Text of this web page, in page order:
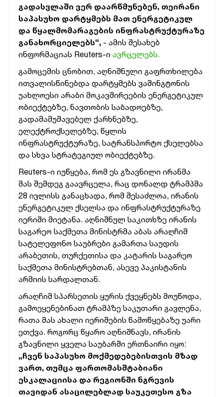
გადასვლაში ვერ დაარწმუნებენ, თეირანი
საპასუხო დარტყმებს მათ ენერგეტიკულ
და წყალმომარაგების ინფრასტრუქტურაზე
განახორციელებს“, - ამის შესახებ
ინფორმაციას Reuters-ი ავრცელებს.
გამოცემის ცნობით, აღნიშნული გაფრთხილება
ითვალისწინებდა დარტყმებს ვაშინგტონის
უახლოესი არაბი მოკავშირეების ენერგეტიკულ
ობიექტებზე, ნავთობის საბადოებზე,
გადამამუშავებელ ქარხნებზე,
ელექტროქსელებზე, წყლის
ინფრასტრუქტურაზე, სატრანსპორტო ქსელებსა
და სხვა სტრატეგიულ ობიექტებზე.
Reuters-ი იუწყება, რომ ეს გზავნილი ირანმა
მას შემდეგ გაავრცელა, რაც დონალდ ტრამპმა
28 ივლისს განაცხადა, რომ შესაძლოა, ირანის
ენერგეტიკულ ქსელსა და ინფრასტრუქტურაზე
იერიში მიეტანა. აღნიშნულ საკითხზე ირანის
საგარეო საქმეთა მინისტრმა აბას არაღჩიმ
სატელეფონო საუბრები გამართა საუდის
არაბეთის, თურქეთისა და კატარის საგარეო
საქმეთა მინისტრებთან, ასევე პაკისტანის
არმიის სარდალთან.
არაღჩიმ სპარსეთის ყურის ქვეყნებს მოუწოდა,
გამოეყენებინათ ტრამპზე საკუთარი გავლენა,
რათა მას ახალი იერიშების წამოწყებაზე უარი
ეთქვა. როგორც წყარო აღნიშნავს, ირანის
გზავნილი ყველა საუბარში ერთნაირი იყო:
„ჩვენ საპასუხო მოქმედებებისთვის მზად
ვართ, თუმცა ფართომასშტაბიანი
ესკალაციისა და რეგიონში ნგრევის
თავიდან ასაცილებლად საუკეთესო გზა